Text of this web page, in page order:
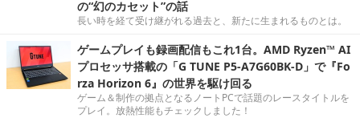
の“幻のカセット”の話
長い時を経て受け継がれる過去と、新たに生まれるものとは。
ゲームプレイも録画配信もこれ1台。AMD Ryzen™ AI
プロセッサ搭載の「G TUNE P5-A7G60BK-D」で『Fo
rza Horizon 6』の世界を駆け回る
ゲーム＆制作の拠点となるノートPCで話題のレースタイトルを
プレイ。放熱性能もチェックしました！